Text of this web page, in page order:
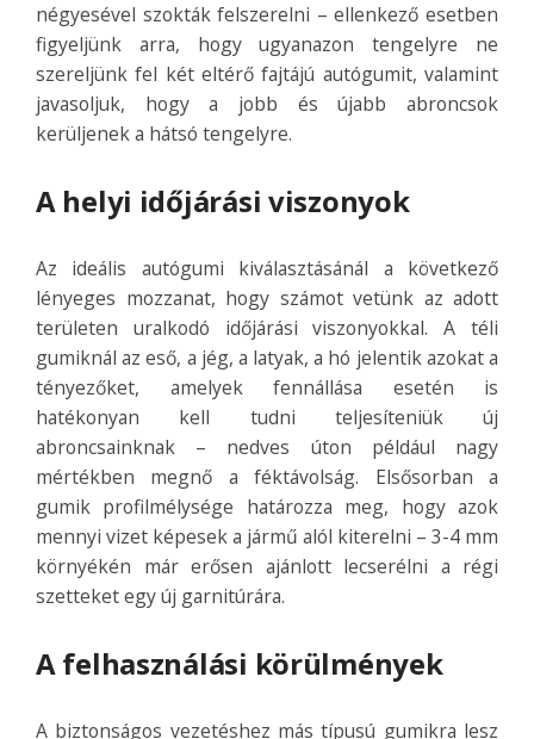
négyesével szokták felszerelni – ellenkező esetben
figyeljünk arra, hogy ugyanazon tengelyre ne
szereljünk fel két eltérő fajtájú autógumit, valamint
javasoljuk, hogy a jobb és újabb abroncsok
kerüljenek a hátsó tengelyre.
A helyi időjárási viszonyok
Az ideális autógumi kiválasztásánál a következő
lényeges mozzanat, hogy számot vetünk az adott
területen uralkodó időjárási viszonyokkal. A téli
gumiknál az eső, a jég, a latyak, a hó jelentik azokat a
tényezőket, amelyek fennállása esetén is
hatékonyan kell tudni teljesíteniük új
abroncsainknak – nedves úton például nagy
mértékben megnő a féktávolság. Elsősorban a
gumik profilmélysége határozza meg, hogy azok
mennyi vizet képesek a jármű alól kiterelni – 3-4 mm
környékén már erősen ajánlott lecserélni a régi
szetteket egy új garnitúrára.
A felhasználási körülmények
A biztonságos vezetéshez más típusú gumikra lesz